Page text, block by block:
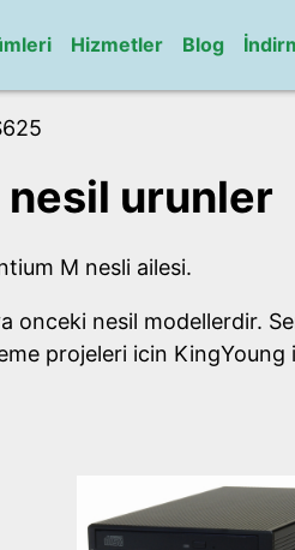
Hizmetler Blog
nesil urunler
M nesli ailesi.
onceki nesil modellerdir.
projeleri icin KingYoung